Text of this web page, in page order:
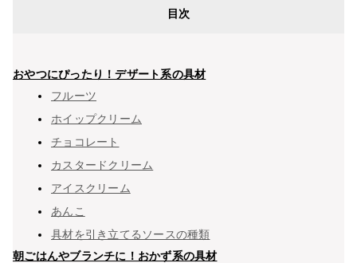
目次
おやつにぴったり！デザート系の具材
フルーツ
ホイップクリーム
チョコレート
カスタードクリーム
アイスクリーム
あんこ
具材を引き立てるソースの種類
朝ごはんやブランチに！おかず系の具材